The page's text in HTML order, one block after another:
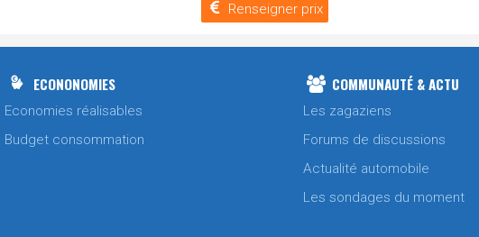
Renseigner prix
ECONONOMIES
Economies réalisables
Budget consommation
COMMUNAUTÉ & ACTU
Les zagaziens
Forums de discussions
Actualité automobile
Les sondages du moment